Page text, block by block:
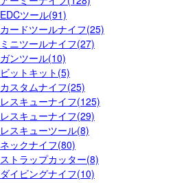
EDCツール(91)
カードツールナイフ(25)
ミニツールナイフ(27)
ガンツール(10)
ビットキット(5)
カスタムナイフ(25)
レスキューナイフ(125)
レスキューナイフ(29)
レスキューツール(8)
ネックナイフ(80)
ストラップカッター(8)
ダイビングナイフ(10)